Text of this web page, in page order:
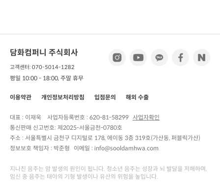
담화컴퍼니 주식회사
고객센터: 070-5014-1282
평일 10:00 - 18:00, 주말 휴무
이용약관 개인정보처리방침 입점문의 해외 수출
대표 : 이재욱 사업자등록번호 : 620-81-58299 사업자확인
통신판매 신고번호: 제2025-서울금천-0780호
주소 : 서울특별시 금천구 디지털로 178, 에이동 3층 319호(가산동, 퍼블릭가산)
정보보호 책임자 : 박준형 이메일 : info@sooldamhwa.com
지나친 음주는 암 발생의 원인이 됩니다. 청소년 음주는 성장과 뇌 발달을 저해하며,
임신 중 음주는 태아의 기형 발생이나 유산의 위험을 높입니다.